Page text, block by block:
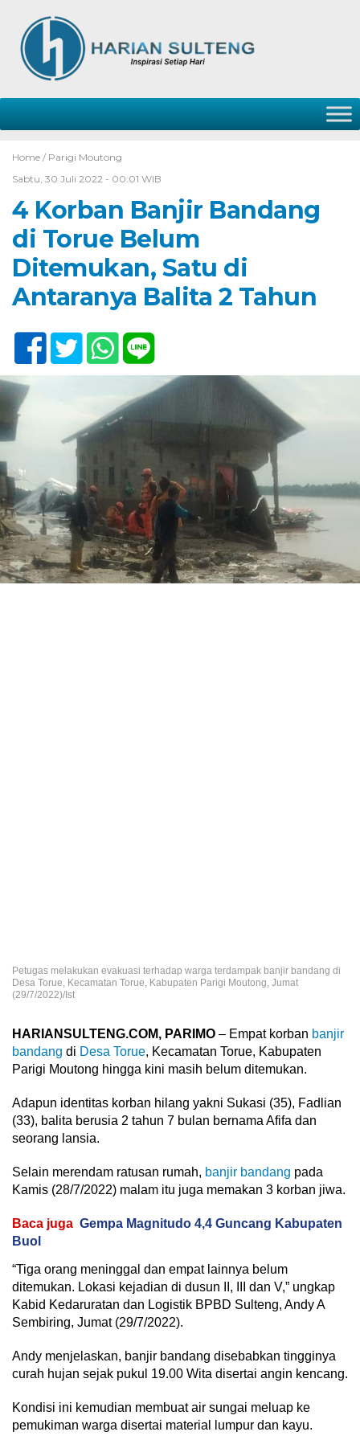
Home / Parigi Moutong
Sabtu, 30 Juli 2022 - 00:01 WIB
4 Korban Banjir Bandang
di Torue Belum
Ditemukan, Satu di
Antaranya Balita 2 Tahun
Petugas melakukan evakuasi terhadap warga terdampak banjir bandang di
Desa Torue, Kecamatan Torue, Kabupaten Parigi Moutong, Jumat
(29/7/2022)/Ist
HARIANSULTENG.COM, PARIMO – Empat korban banjir
bandang di Desa Torue, Kecamatan Torue, Kabupaten
Parigi Moutong hingga kini masih belum ditemukan.
Adapun identitas korban hilang yakni Sukasi (35), Fadlian
(33), balita berusia 2 tahun 7 bulan bernama Afifa dan
seorang lansia.
Selain merendam ratusan rumah, banjir bandang pada
Kamis (28/7/2022) malam itu juga memakan 3 korban jiwa.
Baca juga Gempa Magnitudo 4,4 Guncang Kabupaten
Buol
“Tiga orang meninggal dan empat lainnya belum
ditemukan. Lokasi kejadian di dusun II, III dan V,” ungkap
Kabid Kedaruratan dan Logistik BPBD Sulteng, Andy A
Sembiring, Jumat (29/7/2022).
Andy menjelaskan, banjir bandang disebabkan tingginya
curah hujan sejak pukul 19.00 Wita disertai angin kencang.
Kondisi ini kemudian membuat air sungai meluap ke
pemukiman warga disertai material lumpur dan kayu.